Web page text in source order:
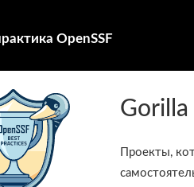
OpenSSF
Проекты,